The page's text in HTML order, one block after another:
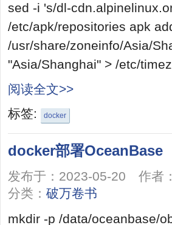
sed -i 's/dl-
/etc/apk/repositories apk
/usr/share/zoneinfo/Asia/
"Asia/Shanghai" > /etc/
阅读全文>>
标签:
docker
docker部署OceanBase
发布于：2023-05-20 作者：
分类： 破万卷书
mkdir -p /data/oceanbase/